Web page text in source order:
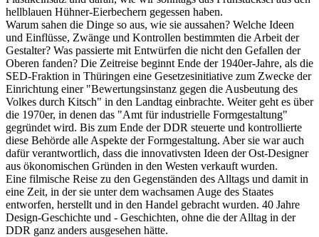
hellblauen Hühner-Eierbechern gegessen haben.
Warum sahen die Dinge so aus, wie sie aussahen? Welche Ideen
und Einflüsse, Zwänge und Kontrollen bestimmten die Arbeit der
Gestalter? Was passierte mit Entwürfen die nicht den Gefallen der
Oberen fanden? Die Zeitreise beginnt Ende der 1940er-Jahre, als die
SED-Fraktion in Thüringen eine Gesetzesinitiative zum Zwecke der
Einrichtung einer "Bewertungsinstanz gegen die Ausbeutung des
Volkes durch Kitsch" in den Landtag einbrachte. Weiter geht es über
die 1970er, in denen das "Amt für industrielle Formgestaltung"
gegründet wird. Bis zum Ende der DDR steuerte und kontrollierte
diese Behörde alle Aspekte der Formgestaltung. Aber sie war auch
dafür verantwortlich, dass die innovativsten Ideen der Ost-Designer
aus ökonomischen Gründen in den Westen verkauft wurden.
Eine filmische Reise zu den Gegenständen des Alltags und damit in
eine Zeit, in der sie unter dem wachsamen Auge des Staates
entworfen, herstellt und in den Handel gebracht wurden. 40 Jahre
Design-Geschichte und - Geschichten, ohne die der Alltag in der
DDR ganz anders ausgesehen hätte.